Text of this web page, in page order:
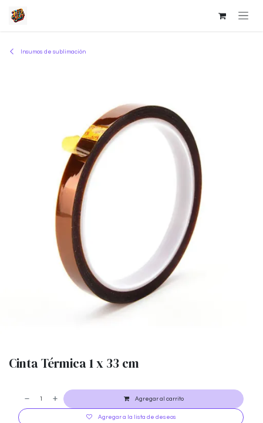
Insumos de sublimación
Cinta Térmica 1 x 33 cm
Agregar al carrito
Agregar a la lista de deseos